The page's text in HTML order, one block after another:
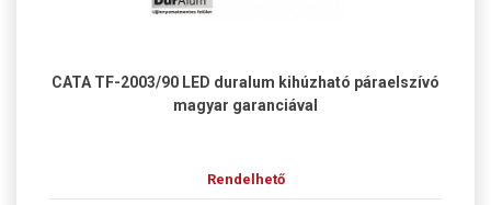
CATA TF-2003/90 LED duralum kihúzható páraelszívó
magyar garanciával
Rendelhető